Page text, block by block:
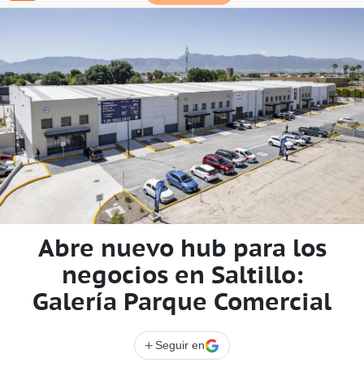
Abre nuevo hub para los
negocios en Saltillo:
Galería Parque Comercial
+ Seguir en